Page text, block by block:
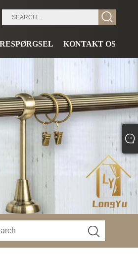
KONTAKT OS